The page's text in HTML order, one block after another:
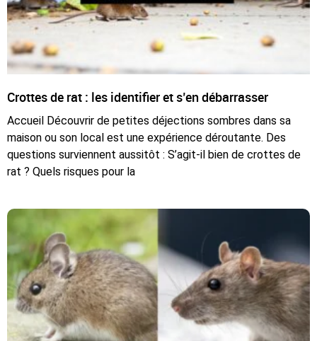
Crottes de rat : les identifier et s’en débarrasser
Accueil Découvrir de petites déjections sombres dans sa
maison ou son local est une expérience déroutante. Des
questions surviennent aussitôt : S’agit-il bien de crottes de
rat ? Quels risques pour la